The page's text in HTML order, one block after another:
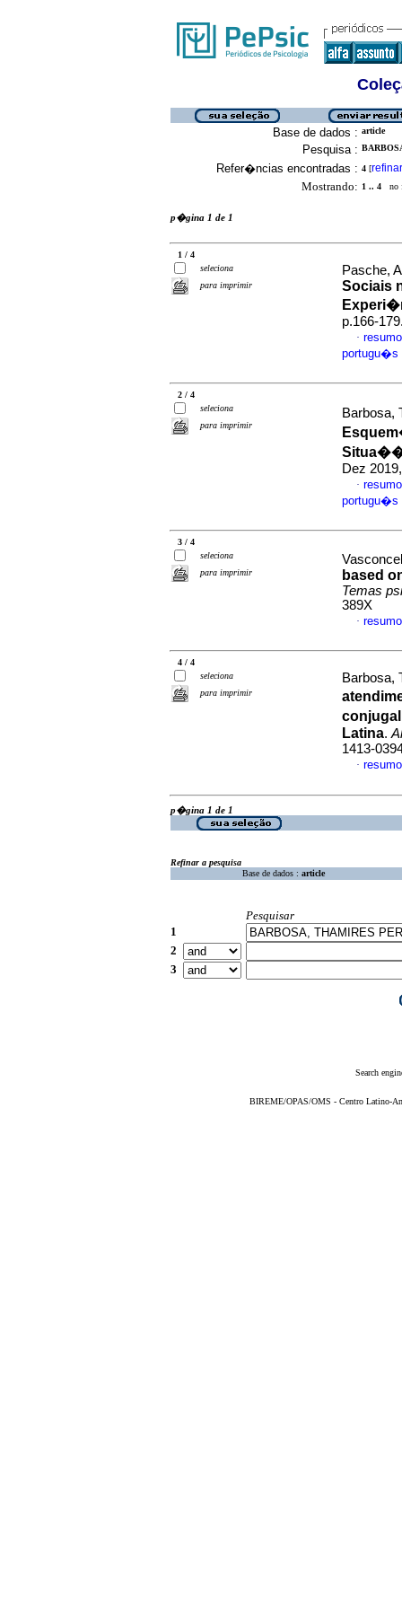
Base de dados : article
Pesquisa :
Refer�ncias encontradas : 4 [refinar
Mostrando: 1 .. 4 no
p�gina 1 de 1
1 / 4
seleciona
para imprimir
Pasche,
Sociais
p.166-
·
portugu�s
2 / 4
seleciona
para imprimir
Barbosa,
Dez
·
portugu�s
3 / 4
seleciona
para imprimir
based
Temas
389X
·
4 / 4
seleciona
para imprimir
Barbosa,
conjugal
Latina.
1413-
·
p�gina 1 de 1
Refinar a pesquisa
Base de dados : article
Pesquisar
1
2
3
Search
BIREME/OPAS/OMS - Centro Latino-